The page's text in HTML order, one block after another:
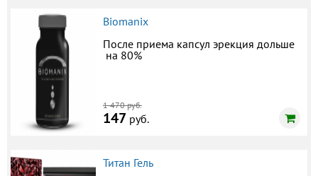
Biomanix
После приема капсул эрекция дольше
на 80%
1 470 руб.
147 руб.
Титан Гель